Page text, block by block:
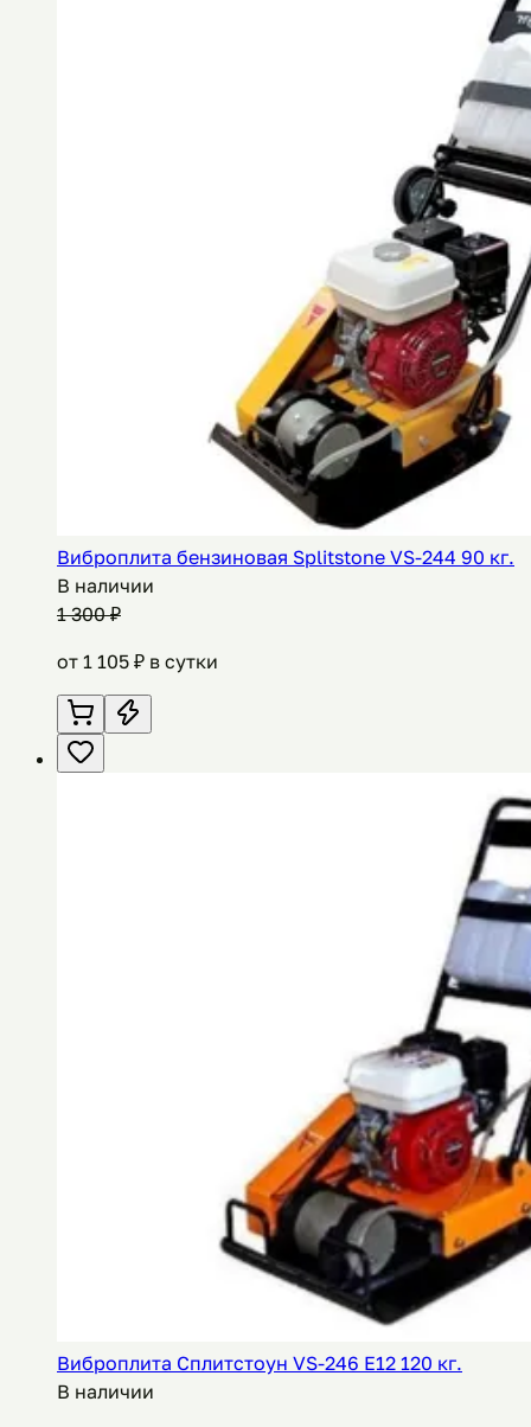
Виброплита бензиновая Splitstone VS-244 90 кг.
В наличии
1 300₽
от 1 105 ₽ в сутки
Виброплита Сплитстоун VS-246 E12 120 кг.
В наличии